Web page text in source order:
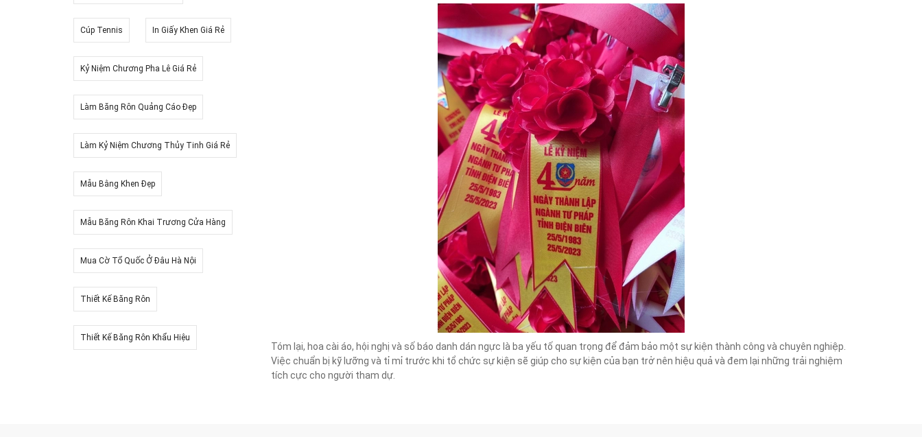
Cúp Tennis In Giấy Khen Giá Rẻ
Kỷ Niệm Chương Pha Lê Giá Rẻ
Làm Băng Rôn Quảng Cáo Đẹp
Làm Kỷ Niệm Chương Thủy Tinh Giá Rẻ
Mẫu Bằng Khen Đẹp
Mẫu Băng Rôn Khai Trương Cửa Hàng
Mua Cờ Tổ Quốc Ở Đâu Hà Nội
Thiết Kế Băng Rôn
Thiết Kế Băng Rôn Khẩu Hiệu
Tóm lại, hoa cài áo, hội nghị và số báo danh dán ngực là ba yếu tố quan trọng để đảm bảo một sự kiện thành công và chuyên nghiệp.
Việc chuẩn bị kỹ lưỡng và tỉ mỉ trước khi tổ chức sự kiện sẽ giúp cho sự kiện của bạn trở nên hiệu quả và đem lại những trải nghiệm
tích cực cho người tham dự.